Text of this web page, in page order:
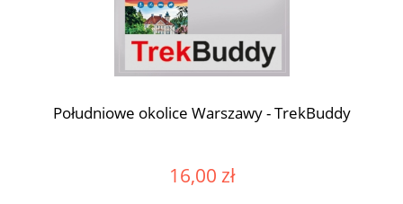
Południowe okolice Warszawy - TrekBuddy
16,00 zł